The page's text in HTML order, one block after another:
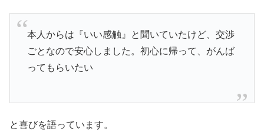
本人からは『いい感触』と聞いていたけど、交渉
ごとなので安心しました。初心に帰って、がんば
ってもらいたい
と喜びを語っています。